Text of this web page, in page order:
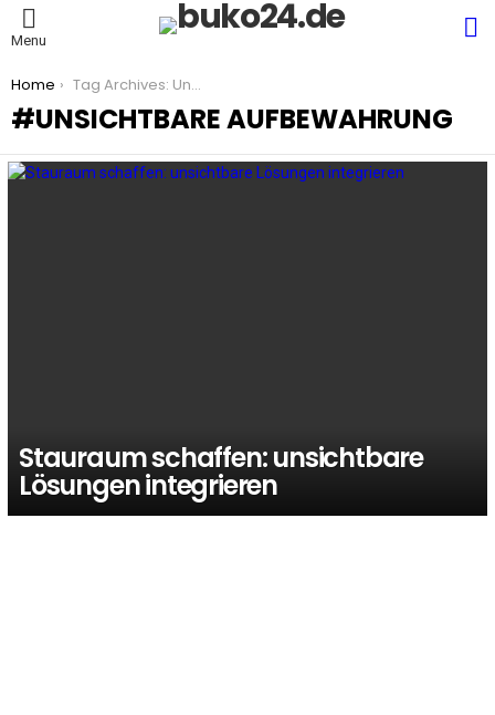
Menu
You are here:
Home Tag Archives: Unsichtbare Aufbewahrung
UNSICHTBARE AUFBEWAHRUNG
Stauraum schaffen: unsichtbare
Lösungen integrieren